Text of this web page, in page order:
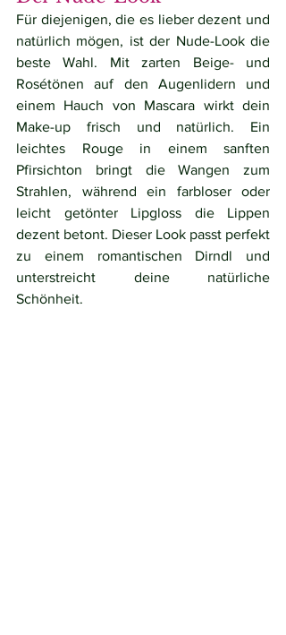
Für diejenigen, die es lieber dezent und
natürlich mögen, ist der Nude-Look die
beste Wahl. Mit zarten Beige- und
Rosétönen auf den Augenlidern und
einem Hauch von Mascara wirkt dein
Make-up frisch und natürlich. Ein
leichtes Rouge in einem sanften
Pfirsichton bringt die Wangen zum
Strahlen, während ein farbloser oder
leicht getönter Lipgloss die Lippen
dezent betont. Dieser Look passt perfekt
zu einem romantischen Dirndl und
unterstreicht deine natürliche
Schönheit.